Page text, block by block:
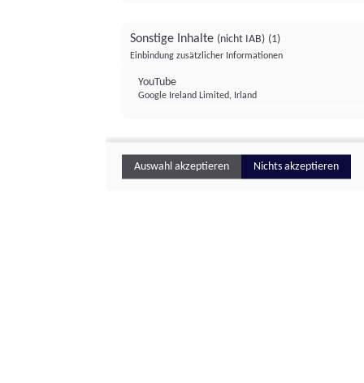
Sonstige Inhalte (nicht IAB) (1)
Einbindung zusätzlicher Informationen
YouTube
Google Ireland Limited, Irland
Auswahl akzeptieren Nichts akzeptieren